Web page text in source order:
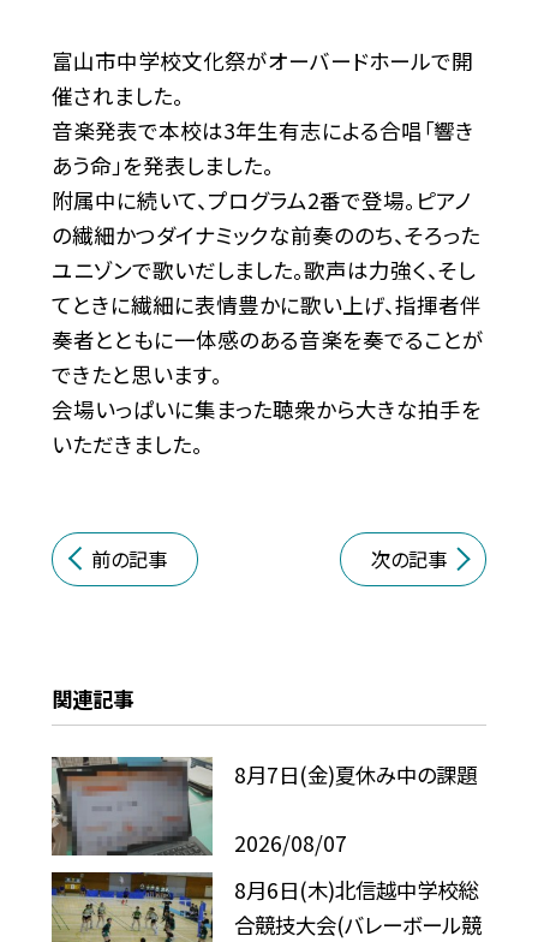
富山市中学校文化祭がオーバードホールで開
催されました。
音楽発表で本校は3年生有志による合唱「響き
あう命」を発表しました。
附属中に続いて、プログラム2番で登場。ピアノ
の繊細かつダイナミックな前奏ののち、そろった
ユニゾンで歌いだしました。歌声は力強く、そし
てときに繊細に表情豊かに歌い上げ、指揮者伴
奏者とともに一体感のある音楽を奏でることが
できたと思います。
会場いっぱいに集まった聴衆から大きな拍手を
いただきました。
前の記事 次の記事
関連記事
8月7日(金)夏休み中の課題
2026/08/07
8月6日(木)北信越中学校総
合競技大会(バレーボール競